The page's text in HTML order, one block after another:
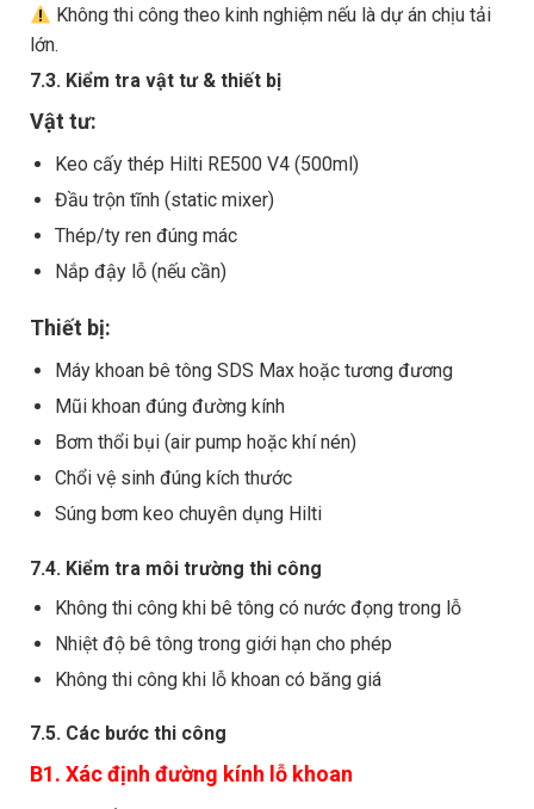
Không thi công theo kinh nghiệm nếu là dự án chịu tải
lớn.
7.3. Kiểm tra vật tư & thiết bị
Vật tư:
Keo cấy thép Hilti RE500 V4 (500ml)
Đầu trộn tĩnh (static mixer)
Thép/ty ren đúng mác
Nắp đậy lỗ (nếu cần)
Thiết bị:
Máy khoan bê tông SDS Max hoặc tương đương
Mũi khoan đúng đường kính
Bơm thổi bụi (air pump hoặc khí nén)
Chổi vệ sinh đúng kích thước
Súng bơm keo chuyên dụng Hilti
7.4. Kiểm tra môi trường thi công
Không thi công khi bê tông có nước đọng trong lỗ
Nhiệt độ bê tông trong giới hạn cho phép
Không thi công khi lỗ khoan có băng giá
7.5. Các bước thi công
B1. Xác định đường kính lỗ khoan